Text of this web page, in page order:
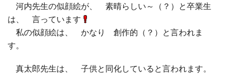
河内先生の似顔絵が、 素晴らしい～（？）と卒業生
は、 言っています
私の似顔絵は、 かなり 創作的（？）と言われま
す。
真太郎先生は、 子供と同化していると言われます。